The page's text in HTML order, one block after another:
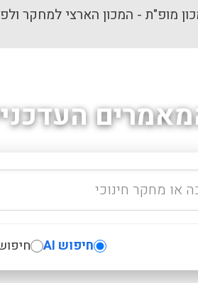
מופ"ת - המכון הארצי למחקר
חיפוש AI